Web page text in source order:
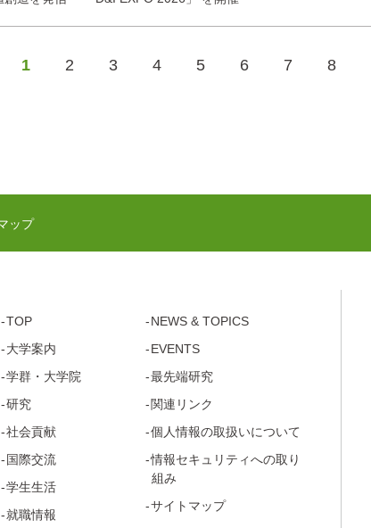
1 2 3 4 5 6 7 8
ップ
TOP
大学案内
学群・ 大学院
研究
社会貢献
国際交流
学生生活
就職情報
NEWS & TOPICS
EVENTS
最先端研究
関連リンク
個人情報の取扱いについて
情報セキュリティへの取り
組み
サイトマップ